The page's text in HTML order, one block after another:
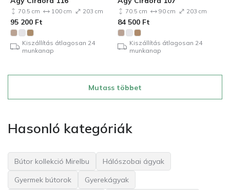
70.5 cm 100 cm 203 cm
95 200 Ft
Kiszállítás átlagosan 24
munkanap
70.5 cm 90 cm 203 cm
84 500 Ft
Kiszállítás átlagosan 24
munkanap
Mutass többet
Hasonló kategóriák
Bútor kollekció Mirelbu
Hálószobai ágyak
Gyermek bútorok
Gyerekágyak